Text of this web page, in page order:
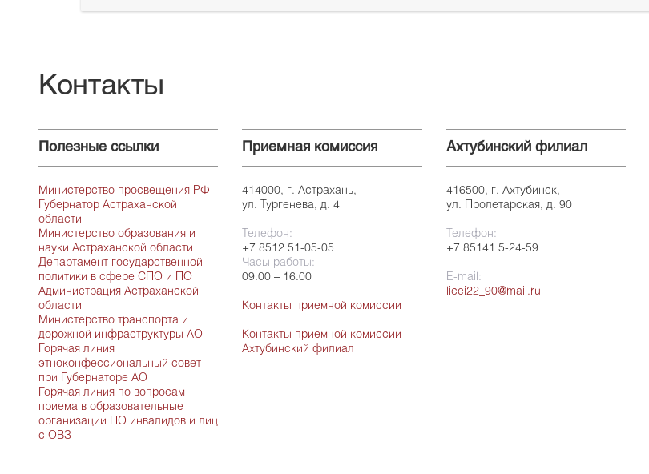
Контакты
Полезные ссылки
Министерство просвещения РФ
Губернатор Астраханской
области
Министерство образования и
науки Астраханской области
Департамент государственной
политики в сфере СПО и ПО
Администрация Астраханской
области
Министерство транспорта и
дорожной инфраструктуры АО
Горячая линия
этноконфессиональный совет
при Губернаторе АО
Горячая линия по вопросам
приема в образовательные
организации ПО инвалидов и лиц
с ОВЗ
Приемная комиссия
414000, г. Астрахань,
ул. Тургенева, д. 4
Телефон:
+7 8512 51-05-05
Часы работы:
09.00 – 16.00
Контакты приемной комиссии
Контакты приемной комиссии
Ахтубинский филиал
Ахтубинский филиал
416500, г. Ахтубинск,
ул. Пролетарская, д. 90
Телефон:
+7 85141 5-24-59
E-mail:
licei22_90@mail.ru